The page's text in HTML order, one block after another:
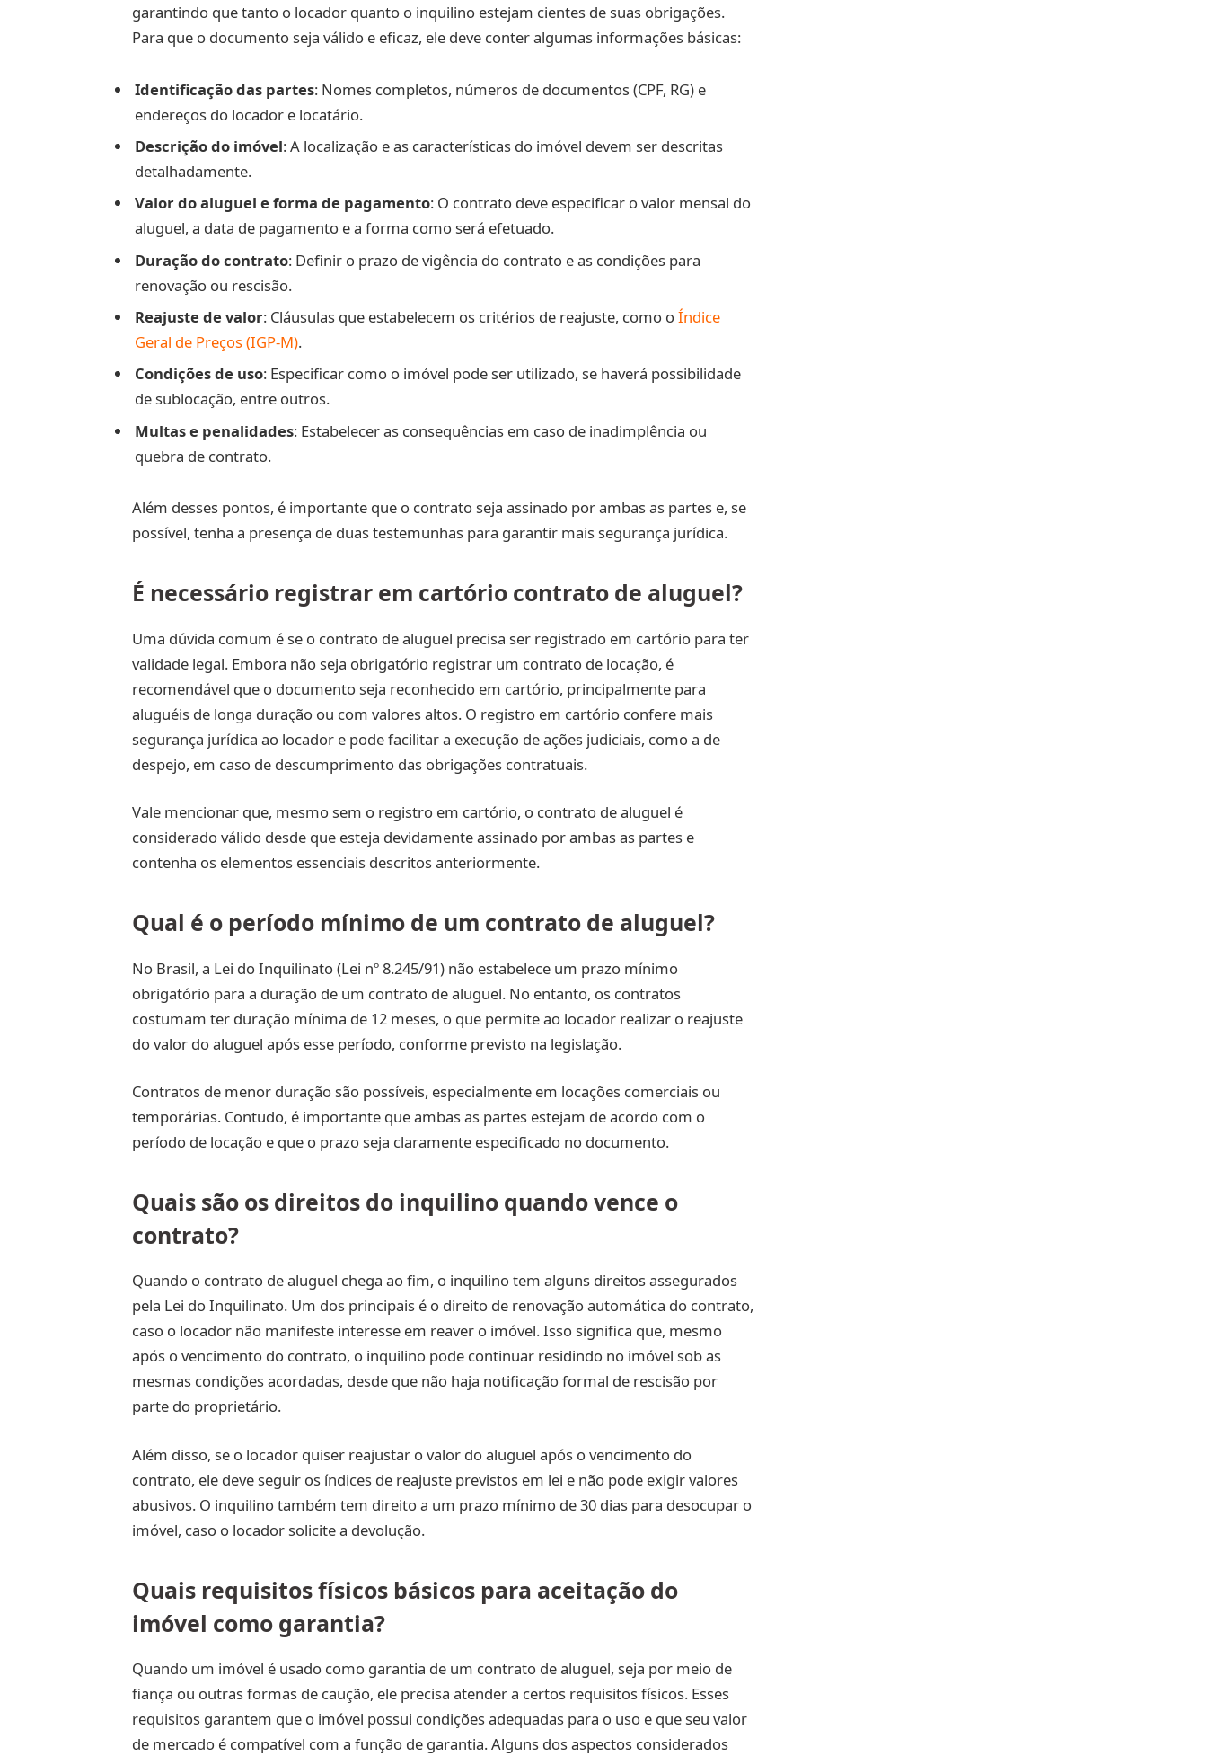
garantindo que tanto o locador quanto o inquilino estejam cientes de suas obrigações.
Para que o documento seja válido e eficaz, ele deve conter algumas informações básicas:
Identificação das partes: Nomes completos, números de documentos (CPF, RG) e
endereços do locador e locatário.
Descrição do imóvel: A localização e as características do imóvel devem ser descritas
detalhadamente.
Valor do aluguel e forma de pagamento: O contrato deve especificar o valor mensal do
aluguel, a data de pagamento e a forma como será efetuado.
Duração do contrato: Definir o prazo de vigência do contrato e as condições para
renovação ou rescisão.
Reajuste de valor: Cláusulas que estabelecem os critérios de reajuste, como oÍndice
Geral de Preços (IGP-M).
Condições de uso: Especificar como o imóvel pode ser utilizado, se haverá possibilidade
de sublocação, entre outros.
Multas e penalidades: Estabelecer as consequências em caso de inadimplência ou
quebra de contrato.
Além desses pontos, é importante que o contrato seja assinado por ambas as partes e, se
possível, tenha a presença de duas testemunhas para garantir mais segurança jurídica.
É necessário registrar em cartório contrato de aluguel?
Uma dúvida comum é se o contrato de aluguel precisa ser registrado em cartório para ter
validade legal. Embora não seja obrigatório registrar um contrato de locação, é
recomendável que o documento seja reconhecido em cartório, principalmente para
aluguéis de longa duração ou com valores altos. O registro em cartório confere mais
segurança jurídica ao locador e pode facilitar a execução de ações judiciais, como a de
despejo, em caso de descumprimento das obrigações contratuais.
Vale mencionar que, mesmo sem o registro em cartório, o contrato de aluguel é
considerado válido desde que esteja devidamente assinado por ambas as partes e
contenha os elementos essenciais descritos anteriormente.
Qual é o período mínimo de um contrato de aluguel?
No Brasil, a Lei do Inquilinato (Lei nº 8.245/91) não estabelece um prazo mínimo
obrigatório para a duração de um contrato de aluguel. No entanto, os contratos
costumam ter duração mínima de 12 meses, o que permite ao locador realizar o reajuste
do valor do aluguel após esse período, conforme previsto na legislação.
Contratos de menor duração são possíveis, especialmente em locações comerciais ou
temporárias. Contudo, é importante que ambas as partes estejam de acordo com o
período de locação e que o prazo seja claramente especificado no documento.
Quais são os direitos do inquilino quando vence o
contrato?
Quando o contrato de aluguel chega ao fim, o inquilino tem alguns direitos assegurados
pela Lei do Inquilinato. Um dos principais é o direito de renovação automática do contrato,
caso o locador não manifeste interesse em reaver o imóvel. Isso significa que, mesmo
após o vencimento do contrato, o inquilino pode continuar residindo no imóvel sob as
mesmas condições acordadas, desde que não haja notificação formal de rescisão por
parte do proprietário.
Além disso, se o locador quiser reajustar o valor do aluguel após o vencimento do
contrato, ele deve seguir os índices de reajuste previstos em lei e não pode exigir valores
abusivos. O inquilino também tem direito a um prazo mínimo de 30 dias para desocupar o
imóvel, caso o locador solicite a devolução.
Quais requisitos físicos básicos para aceitação do
imóvel como garantia?
Quando um imóvel é usado como garantia de um contrato de aluguel, seja por meio de
fiança ou outras formas de caução, ele precisa atender a certos requisitos físicos. Esses
requisitos garantem que o imóvel possui condições adequadas para o uso e que seu valor
de mercado é compatível com a função de garantia. Alguns dos aspectos considerados